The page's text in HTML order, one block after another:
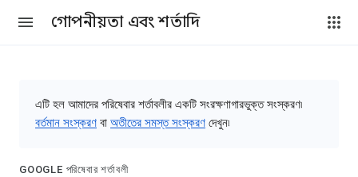
গোপনীয়তা এবং শর্তাদি
এটি হল আমাদের পরিষেবার শর্তাবলীর একটি সংরক্ষণাগারভুক্ত সংস্করণ৷
বর্তমান সংস্করণ বা অতীতের সমস্ত সংস্করণ দেখুন৷
GOOGLE পরিষেবার শর্তাবলী